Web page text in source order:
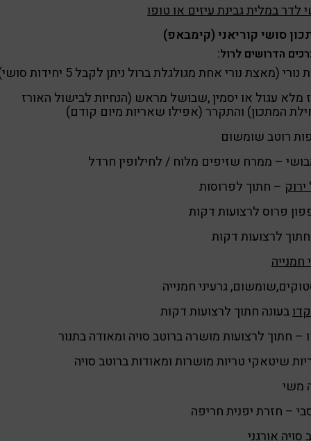
לדר במלית גבינת עיזים או טופו
סושי קוריאני (קימבאפ)
הדרושים לרול:
(מאצת נורי אחת מגולגלת ברול ניתן לקבל 5 יחידות סושי)
מלא עגול או יסמין ,שבושל מראש (הנחיות לבישול האורז
המתכון) והתקרר (אפילו שאריות מיום קודם)
– ממרח שזיפים מלוח / לחילופין חרדל
– חתוך לפרוסות
פרוס לרצועות דקות
לרצועות דקות
חמנייה
גרעיני חמנייה
בעונה חתוך לרצועות דקות
– חתוך לרצועות מושרה ברוטב סויה ומאודה בתנור
שיטאקי טריות מושרות ומאודות ברוטב סויה
משי
– חזרת יפנית חריפה
סויה אורגני